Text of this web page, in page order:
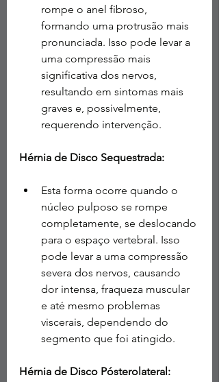
rompe o anel fibroso,
formando uma protrusão mais
pronunciada. Isso pode levar a
uma compressão mais
significativa dos nervos,
resultando em sintomas mais
graves e, possivelmente,
requerendo intervenção.
Hérnia de Disco Sequestrada:
Esta forma ocorre quando o
núcleo pulposo se rompe
completamente, se deslocando
para o espaço vertebral. Isso
pode levar a uma compressão
severa dos nervos, causando
dor intensa, fraqueza muscular
e até mesmo problemas
viscerais, dependendo do
segmento que foi atingido.
Hérnia de Disco Pósterolateral: